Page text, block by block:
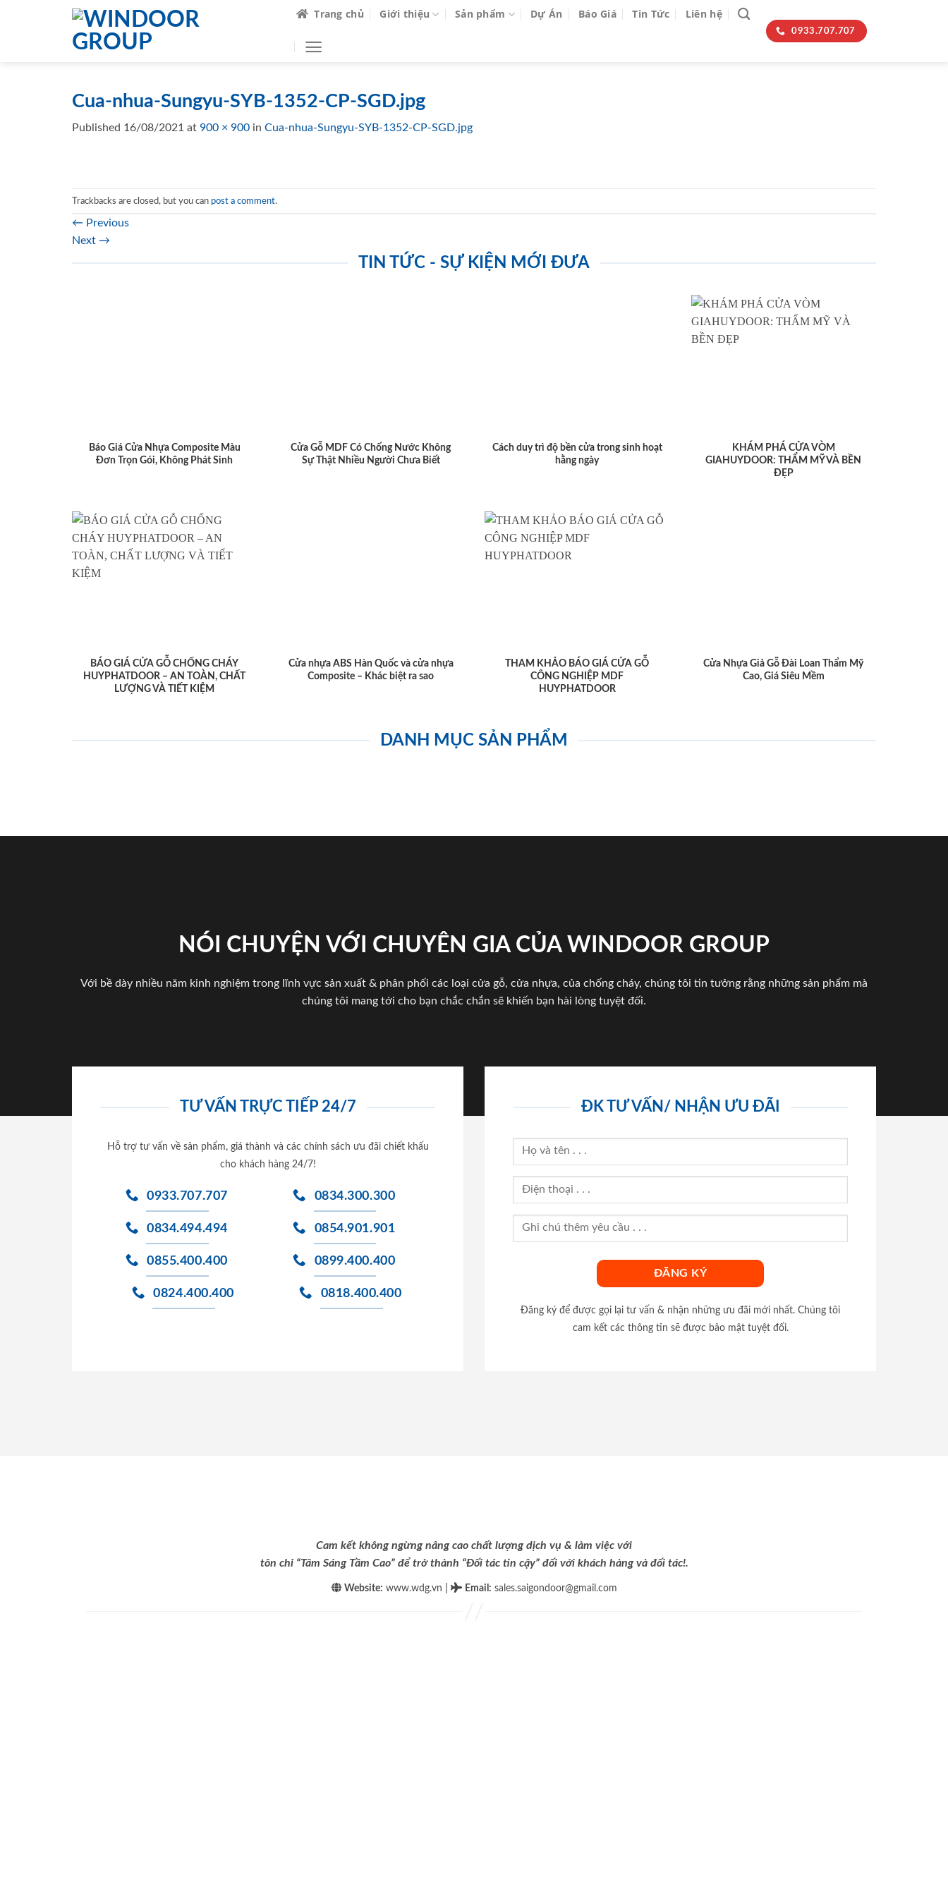
Trang chủ Giới thiệu Sản phẩm Dự Án Báo Giá Tin Tức Liên hệ
0933.707.707
Cua-nhua-Sungyu-SYB-1352-CP-SGD.jpg
Published 16/08/2021 at 900 × 900 in Cua-nhua-Sungyu-SYB-1352-CP-SGD.jpg
Trackbacks are closed, but you can post a comment.
← Previous
Next →
TIN TỨC - SỰ KIỆN MỚI ĐƯA
Báo Giá Cửa Nhựa Composite Màu
Đơn Trọn Gói, Không Phát Sinh
Cửa Gỗ MDF Có Chống Nước Không
Sự Thật Nhiều Người Chưa Biết
Cách duy trì độ bền cửa trong sinh hoạt
hằng ngày
KHÁM PHÁ CỬA VÒM
GIAHUYDOOR: THẨM MỸ VÀ BỀN
ĐẸP
BÁO GIÁ CỬA GỖ CHỐNG CHÁY
HUYPHATDOOR – AN TOÀN, CHẤT
LƯỢNG VÀ TIẾT KIỆM
Cửa nhựa ABS Hàn Quốc và cửa nhựa
Composite – Khác biệt ra sao
THAM KHẢO BÁO GIÁ CỬA GỖ
CÔNG NGHIỆP MDF
HUYPHATDOOR
Cửa Nhựa Giả Gỗ Đài Loan Thẩm Mỹ
Cao, Giá Siêu Mềm
DANH MỤC SẢN PHẨM
NÓI CHUYỆN VỚI CHUYÊN GIA CỦA WINDOOR GROUP
Với bề dày nhiều năm kinh nghiệm trong lĩnh vực sản xuất & phân phối các loại cửa gỗ, cửa nhựa, của chống cháy, chúng tôi tin tưởng rằng những sản phẩm mà
chúng tôi mang tới cho bạn chắc chắn sẽ khiến bạn hài lòng tuyệt đối.
TƯ VẤN TRỰC TIẾP 24/7
Hỗ trợ tư vấn về sản phẩm, giá thành và các chính sách ưu đãi chiết khấu
cho khách hàng 24/7!
0933.707.707
0834.494.494
0855.400.400
0824.400.400
0834.300.300
0854.901.901
0899.400.400
0818.400.400
ĐK TƯ VẤN/ NHẬN ƯU ĐÃI
Đăng ký để được gọi lại tư vấn & nhận những ưu đãi mới nhất. Chúng tôi
cam kết các thông tin sẽ được bảo mật tuyệt đối.
Cam kết không ngừng nâng cao chất lượng dịch vụ & làm việc với
tôn chỉ “Tâm Sáng Tầm Cao” để trở thành “Đối tác tin cậy” đối với khách hàng và đối tác!.
Website: www.wdg.vn Email : sales.saigondoor@gmail.com